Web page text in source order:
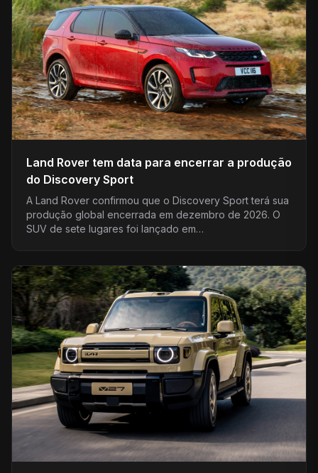
Land Rover tem data para encerrar a produção
do Discovery Sport
A Land Rover confirmou que o Discovery Sport terá sua
produção global encerrada em dezembro de 2026. O
SUV de sete lugares foi lançado em…